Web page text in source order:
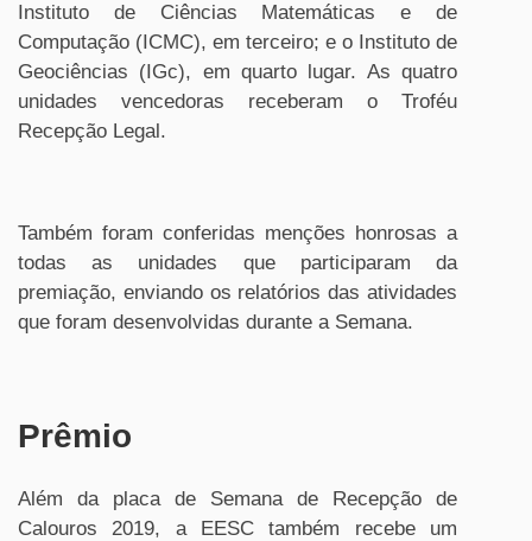
Instituto de Ciências Matemáticas e de
Computação (ICMC), em terceiro; e o Instituto de
Geociências (IGc), em quarto lugar. As quatro
unidades vencedoras receberam o Troféu
Recepção Legal.
Também foram conferidas menções honrosas a
todas as unidades que participaram da
premiação, enviando os relatórios das atividades
que foram desenvolvidas durante a Semana.
Prêmio
Além da placa de Semana de Recepção de
Calouros 2019, a EESC também recebe um